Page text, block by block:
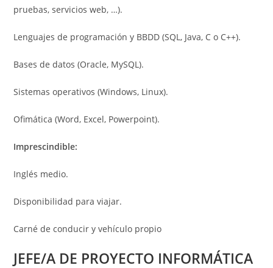
pruebas, servicios web, …).
Lenguajes de programación y BBDD (SQL, Java, C o C++).
Bases de datos (Oracle, MySQL).
Sistemas operativos (Windows, Linux).
Ofimática (Word, Excel, Powerpoint).
Imprescindible:
Inglés medio.
Disponibilidad para viajar.
Carné de conducir y vehículo propio
JEFE/A DE PROYECTO INFORMÁTICA